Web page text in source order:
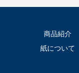
商品紹介
紙について